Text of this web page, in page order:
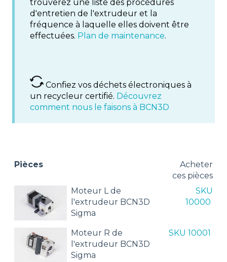
trouverez une liste des procédures
d'entretien de l'extrudeur et la
fréquence à laquelle elles doivent être
effectuées. Plan de maintenance.
Confiez vos déchets électroniques à
un recycleur certifié. Découvrez
comment nous le faisons à BCN3D
Pièces
Acheter
ces pièces
Moteur L de
l'extrudeur BCN3D
Sigma
SKU
10000
Moteur R de
l'extrudeur BCN3D
Sigma
SKU 10001